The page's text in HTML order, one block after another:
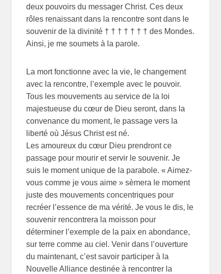
deux pouvoirs du messager Christ. Ces deux
rôles renaissant dans la rencontre sont dans le
souvenir de la divinité † † † † † † † des Mondes.
Ainsi, je me soumets à la parole.
La mort fonctionne avec la vie, le changement
avec la rencontre, l’exemple avec le pouvoir.
Tous les mouvements au service de la loi
majestueuse du cœur de Dieu seront, dans la
convenance du moment, le passage vers la
liberté où Jésus Christ est né.
Les amoureux du cœur Dieu prendront ce
passage pour mourir et servir le souvenir. Je
suis le moment unique de la parabole. « Aimez-
vous comme je vous aime » sèmera le moment
juste des mouvements concentriques pour
recréer l’essence de ma vérité. Je vous le dis, le
souvenir rencontrera la moisson pour
déterminer l’exemple de la paix en abondance,
sur terre comme au ciel. Venir dans l’ouverture
du maintenant, c’est savoir participer à la
Nouvelle Alliance destinée à rencontrer la